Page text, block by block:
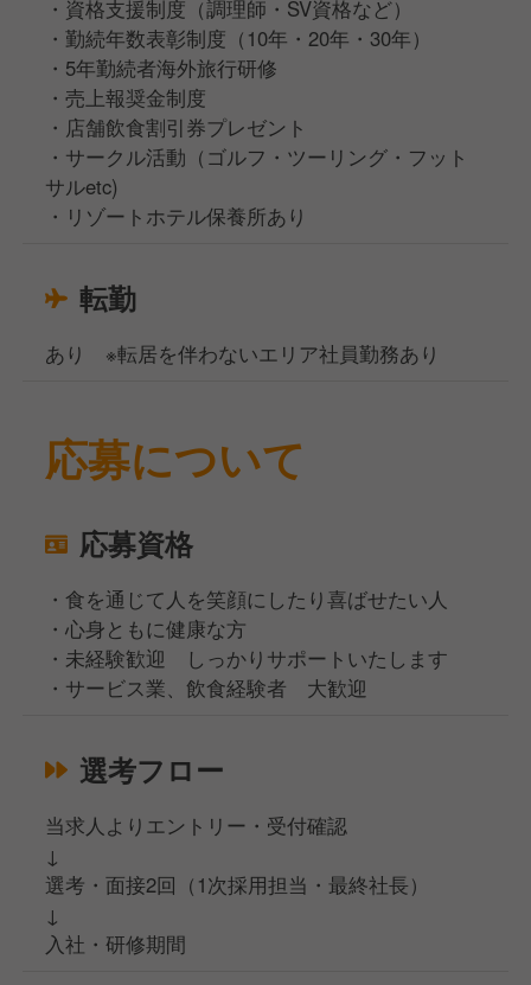
・資格支援制度（調理師・SV資格など）
・勤続年数表彰制度（10年・20年・30年）
・5年勤続者海外旅行研修
・売上報奨金制度
・店舗飲食割引券プレゼント
・サークル活動（ゴルフ・ツーリング・フット
サルetc)
・リゾートホテル保養所あり
転勤
あり ※転居を伴わないエリア社員勤務あり
応募について
応募資格
・食を通じて人を笑顔にしたり喜ばせたい人
・心身ともに健康な方
・未経験歓迎 しっかりサポートいたします
・サービス業、飲食経験者 大歓迎
選考フロー
当求人よりエントリー・受付確認
↓
選考・面接2回（1次採用担当・最終社長）
↓
入社・研修期間